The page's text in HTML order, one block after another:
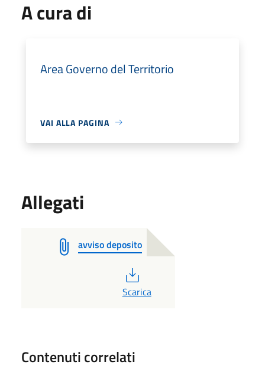
A cura di
Area Governo del Territorio
VAI ALLA PAGINA
Allegati
avviso deposito
PDF
Scarica
Contenuti correlati